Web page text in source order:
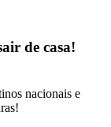
de casa!
nacionais e